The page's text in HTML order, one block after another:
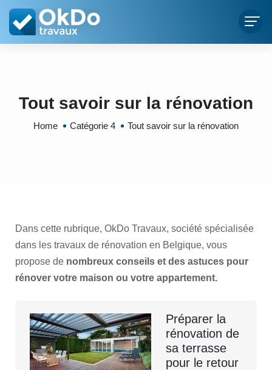
Tout savoir sur la rénovation
Home Catégorie 4 Tout savoir sur la rénovation
Dans cette rubrique, OkDo Travaux, société spécialisée
dans les travaux de rénovation en Belgique, vous
propose de nombreux conseils et des astuces pour
rénover votre maison ou votre appartement.
Préparer la
rénovation de
sa terrasse
pour le retour